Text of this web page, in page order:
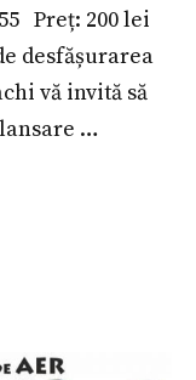
Preț: 200 lei
desfășurarea
vă invită să
…